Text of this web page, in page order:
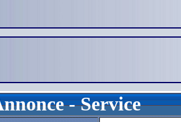
- Service